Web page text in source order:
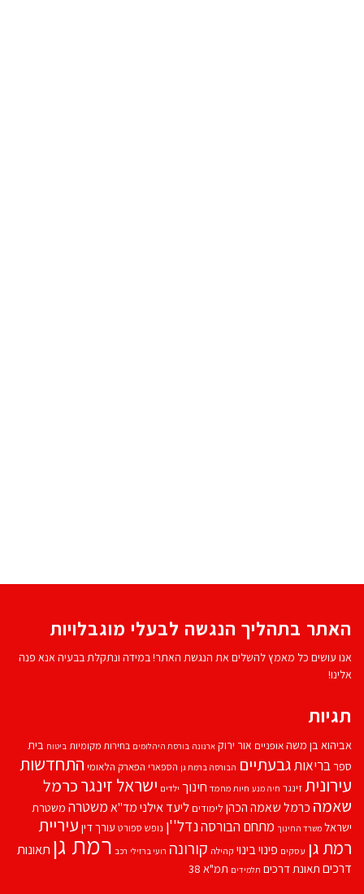
האתר בתהליך הנגשה לבעלי מוגבלויות
אנו עושים כל מאמץ להשלים את הנגשת האתר! במידה ונתקלת בבעיה אנא פנה
אלינו!
תגיות
אביהוא בן משהאופניים אור ירוק ארנונה בורסת היהלומים בחירות מקומיות ביטוח בית
ספרבריאותגבעתיים הבורסה ברמת גן הספארי הפארק הלאומי התחדשות
עירוניתזינגר חיה מנע חיות מחמד חינוך ילדים ישראל זינגרכרמל
שאמה כרמל שאמה הכהן לימודים ליעד אילנימד''אמשטרה משטרת
ישראל משרד החינוך מתחם הבורסהנדל''ן נופש ספורט עורך דין עיריית
רמת גן עסקים פינוי בינוי קהילה קורונה רועי ברזילי רכב רמת גן תאונות
דרכים תאונת דרכים תלמידים תמ"א 38